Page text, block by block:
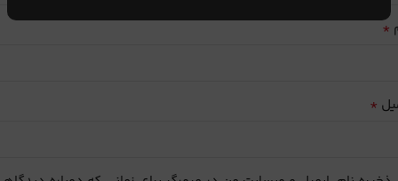
*
*